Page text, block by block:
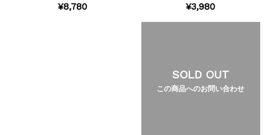
¥8,780
¥3,980
SOLD OUT
この商品へのお問い合わせ